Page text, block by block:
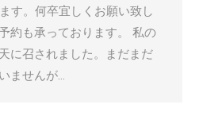
す。何卒宜しくお願い致し
約も承っております。 私の
に召されました。まだまだ
ませんが…